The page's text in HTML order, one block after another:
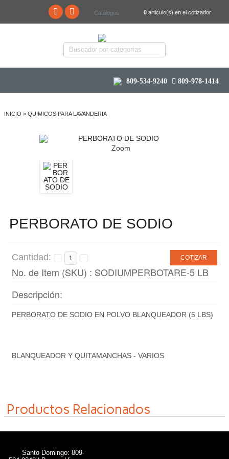
Catálogos 0 articulo(s) en el cotizador
809-534-9240 809-978-1414
INICIO » QUIMICOS PARA LAVANDERIA
Zoom
PERBORATO DE SODIO
Cantidad: COTIZAR
No. de Item (SKU) : SODIUMPERBOTARE-5 LB
Descripción:
PERBORATO DE SODIO EN POLVO BLANQUEADOR (5 LBS)
BLANQUEADOR Y QUITAMANCHAS - VARIOS
Productos Relacionados
Santo Domingo: 809-